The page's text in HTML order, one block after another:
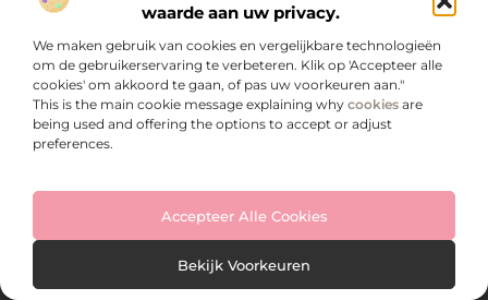
waarde aan uw privacy.
We maken gebruik van cookies en vergelijkbare technologieën
om de gebruikerservaring te verbeteren. Klik op 'Accepteer alle
cookies' om akkoord te gaan, of pas uw voorkeuren aan."
This is the main cookie message explaining why cookies are
being used and offering the options to accept or adjust
preferences.
Accepteer Alle Cookies
Bekijk Voorkeuren
Onze informatie
Bericht categorie
Website index Cookiebeleid (EU)